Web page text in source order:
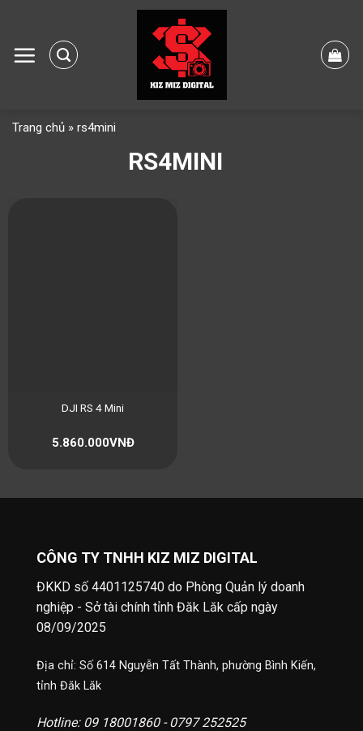
content
Trang chủ » rs4mini
RS4MINI
DJI RS 4 Mini
5.860.000VNĐ
CÔNG TY TNHH KIZ MIZ DIGITAL
ĐKKD số 4401125740 do Phòng Quản lý doanh
nghiệp - Sở tài chính tỉnh Đăk Lăk cấp ngày
08/09/2025
Địa chỉ: Số 614 Nguyễn Tất Thành, phường Bình Kiến,
tỉnh Đăk Lăk
Hotline: 09 18001860 - 0797 252525